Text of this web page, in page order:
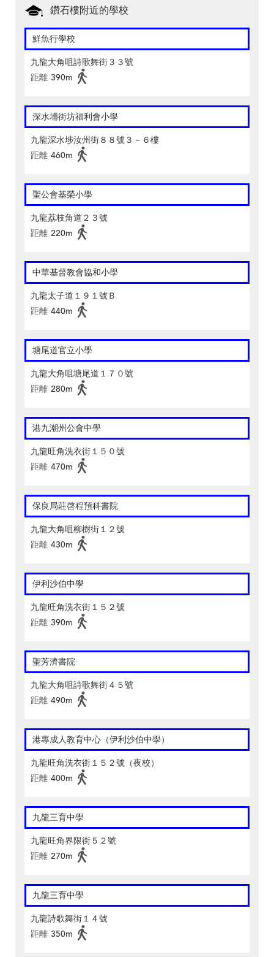
鑽石樓附近的學校
鮮魚行學校
九龍大角咀詩歌舞街３３號
距離 390m
深水埔街坊福利會小學
九龍深水埗汝州街８８號３－６樓
距離 460m
聖公會基榮小學
九龍荔枝角道２３號
距離 220m
中華基督教會協和小學
九龍太子道１９１號Ｂ
距離 440m
塘尾道官立小學
九龍大角咀塘尾道１７０號
距離 280m
港九潮州公會中學
九龍旺角洗衣街１５０號
距離 470m
保良局莊啓程預科書院
九龍大角咀柳樹街１２號
距離 430m
伊利沙伯中學
九龍旺角洗衣街１５２號
距離 390m
聖芳濟書院
九龍大角咀詩歌舞街４５號
距離 490m
港專成人教育中心（伊利沙伯中學）
九龍旺角洗衣街１５２號（夜校）
距離 400m
九龍三育中學
九龍旺角界限街５２號
距離 270m
九龍三育中學
九龍詩歌舞街１４號
距離 350m